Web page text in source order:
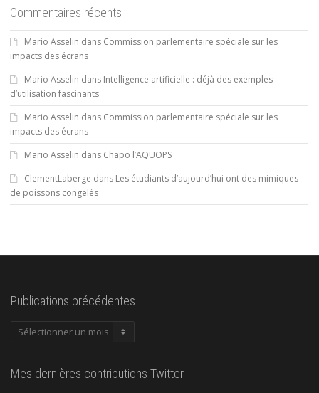
Commentaires récents
Mario Asselin dans Commission parlementaire spéciale sur les
impacts des écrans
Mario Asselin dans Intelligence artificielle : déjà des exemples
d’utilisation fascinants
Mario Asselin dans Commission parlementaire spéciale sur les
impacts des écrans
Mario Asselin dans Chapo l’AQUOPS
ClementLaberge dans Les étudiants d’aujourd’hui ont des mimiques
de poissons congelés
Publications précédentes
Publications
Mes dernières contributions Twitter